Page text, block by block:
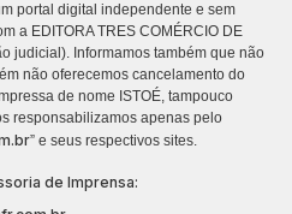
portal digital independente e sem
a EDITORA TRES COMÉRCIO DE
judicial). Informamos também que não
não oferecemos cancelamento do
de nome ISTOÉ, tampouco
responsabilizamos apenas pelo
” e seus respectivos sites.
de Imprensa: